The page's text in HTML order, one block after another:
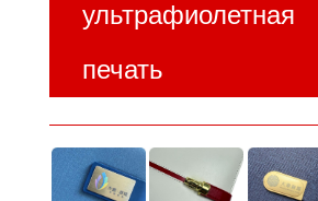
ультрафиолетная
печать